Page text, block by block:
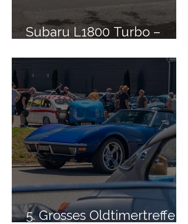
Subaru L1800 Turbo –
5. Grosses Oldtimertreffen